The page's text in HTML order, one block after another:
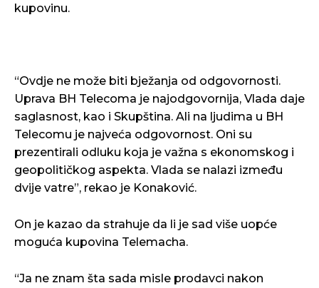
kupovinu.
“Ovdje ne može biti bježanja od odgovornosti.
Uprava BH Telecoma je najodgovornija, Vlada daje
saglasnost, kao i Skupština. Ali na ljudima u BH
Telecomu je najveća odgovornost. Oni su
prezentirali odluku koja je važna s ekonomskog i
geopolitičkog aspekta. Vlada se nalazi između
dvije vatre”, rekao je Konaković.
On je kazao da strahuje da li je sad više uopće
moguća kupovina Telemacha.
“Ja ne znam šta sada misle prodavci nakon